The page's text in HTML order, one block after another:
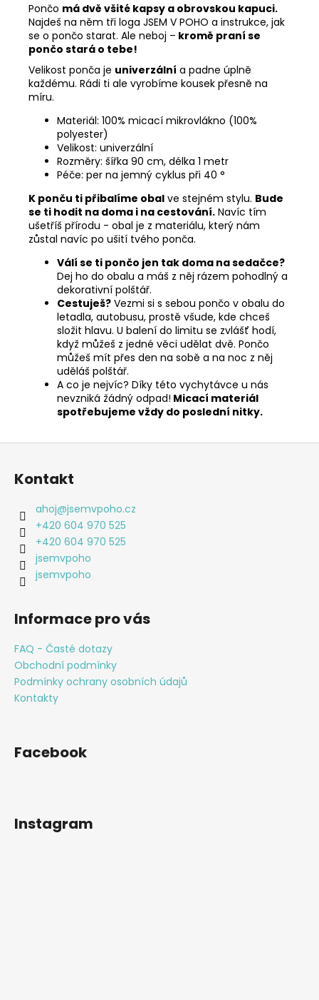
Pončo má dvě všité kapsy a obrovskou kapuci.
Najdeš na něm tři loga JSEM V POHO a instrukce, jak
se o pončo starat. Ale neboj – kromě praní se
pončo stará o tebe!
Velikost ponča je univerzální a padne úplně
každému. Rádi ti ale vyrobíme kousek přesně na
míru.
Materiál: 100% micací mikrovlákno (100%
polyester)
Velikost: univerzální
Rozměry: šířka 90 cm, délka 1 metr
Péče: per na jemný cyklus při 40 °
K ponču ti přibalíme obal ve stejném stylu. Bude
se ti hodit na doma i na cestování. Navíc tím
ušetříš přírodu - obal je z materiálu, který nám
zůstal navíc po ušití tvého ponča.
Válí se ti pončo jen tak doma na sedačce?
Dej ho do obalu a máš z něj rázem pohodlný a
dekorativní polštář.
Cestuješ? Vezmi si s sebou pončo v obalu do
letadla, autobusu, prostě všude, kde chceš
složit hlavu. U balení do limitu se zvlášť hodí,
když můžeš z jedné věci udělat dvě. Pončo
můžeš mít přes den na sobě a na noc z něj
uděláš polštář.
A co je nejvíc? Díky této vychytávce u nás
nevzniká žádný odpad! Micací materiál
spotřebujeme vždy do poslední nitky.
Z
Kontakt
ahoj@jsemvpoho.cz
+420 604 970 525
+420 604 970 525
jsemvpoho
jsemvpoho
Informace pro vás
FAQ - Časté dotazy
Obchodní podmínky
Podmínky ochrany osobních údajů
Kontakty
Facebook
Instagram